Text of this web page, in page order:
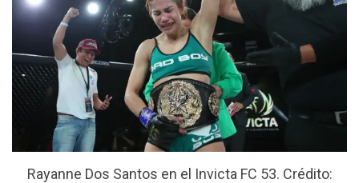
Rayanne Dos Santos en el Invicta FC 53. Crédito: